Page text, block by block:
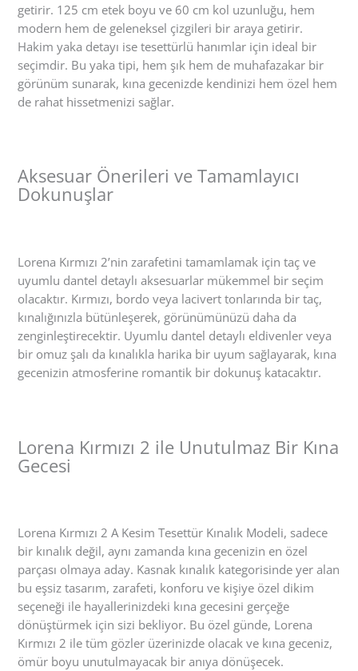
getirir. 125 cm etek boyu ve 60 cm kol uzunluğu, hem
modern hem de geleneksel çizgileri bir araya getirir.
Hakim yaka detayı ise tesettürlü hanımlar için ideal bir
seçimdir. Bu yaka tipi, hem şık hem de muhafazakar bir
görünüm sunarak, kına gecenizde kendinizi hem özel hem
de rahat hissetmenizi sağlar.
Aksesuar Önerileri ve Tamamlayıcı
Dokunuşlar
Lorena Kırmızı 2’nin zarafetini tamamlamak için taç ve
uyumlu dantel detaylı aksesuarlar mükemmel bir seçim
olacaktır. Kırmızı, bordo veya lacivert tonlarında bir taç,
kınalığınızla bütünleşerek, görünümünüzü daha da
zenginleştirecektir. Uyumlu dantel detaylı eldivenler veya
bir omuz şalı da kınalıkla harika bir uyum sağlayarak, kına
gecenizin atmosferine romantik bir dokunuş katacaktır.
Lorena Kırmızı 2 ile Unutulmaz Bir Kına
Gecesi
Lorena Kırmızı 2 A Kesim Tesettür Kınalık Modeli, sadece
bir kınalık değil, aynı zamanda kına gecenizin en özel
parçası olmaya aday. Kasnak kınalık kategorisinde yer alan
bu eşsiz tasarım, zarafeti, konforu ve kişiye özel dikim
seçeneği ile hayallerinizdeki kına gecesini gerçeğe
dönüştürmek için sizi bekliyor. Bu özel günde, Lorena
Kırmızı 2 ile tüm gözler üzerinizde olacak ve kına geceniz,
ömür boyu unutulmayacak bir anıya dönüşecek.